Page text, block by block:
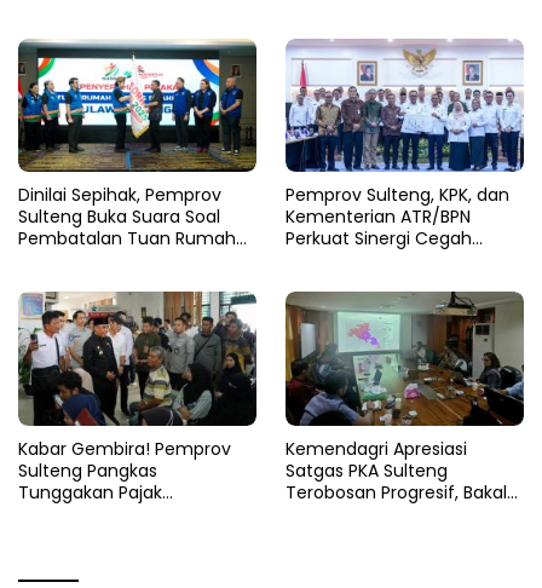
Dinilai Sepihak, Pemprov
Sulteng Buka Suara Soal
Pembatalan Tuan Rumah
Pemprov Sulteng, KPK, dan
Kementerian ATR/BPN
Perkuat Sinergi Cegah
Kabar Gembira! Pemprov
Sulteng Pangkas
Tunggakan Pajak
Kemendagri Apresiasi
Satgas PKA Sulteng
Terobosan Progresif, Bakal